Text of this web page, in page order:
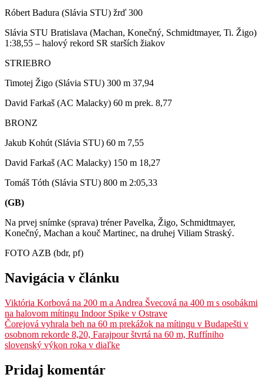
Róbert Badura (Slávia STU) žrď 300
Slávia STU Bratislava (Machan, Konečný, Schmidtmayer, Ti. Žigo)
1:38,55 – halový rekord SR starších žiakov
STRIEBRO
Timotej Žigo (Slávia STU) 300 m 37,94
David Farkaš (AC Malacky) 60 m prek. 8,77
BRONZ
Jakub Kohút (Slávia STU) 60 m 7,55
David Farkaš (AC Malacky) 150 m 18,27
Tomáš Tóth (Slávia STU) 800 m 2:05,33
(GB)
Na prvej snímke (sprava) tréner Pavelka, Žigo, Schmidtmayer,
Konečný, Machan a kouč Martinec, na druhej Viliam Straský.
FOTO AZB (bdr, pf)
Navigácia v článku
Viktória Korbová na 200 m a Andrea Švecová na 400 m s osobákmi
na halovom mítingu Indoor Spike v Ostrave
Čorejová vyhrala beh na 60 m prekážok na mítingu v Budapešti v
osobnom rekorde 8,20, Farajpour štvrtá na 60 m, Ruffíniho
slovenský výkon roka v diaľke
Pridaj komentár